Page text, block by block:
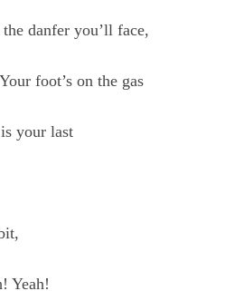
danfer you’ll face,
foot’s on the gas
your last
Yeah!